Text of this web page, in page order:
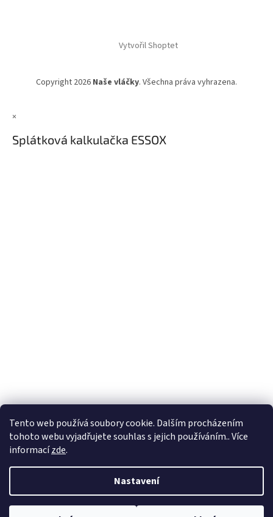
Tento web používá soubory cookie. Dalším procházením
tohoto webu vyjadřujete souhlas s jejich používáním.. Více
informacízde.
Nastavení
Modely jsou určeny pro dospělé modeláře a nelze jej z hlediska
Vytvořil Shoptet
Copyright 2026 Naše vláčky. Všechna práva vyhrazena.
×
Splátková kalkulačka ESSOX